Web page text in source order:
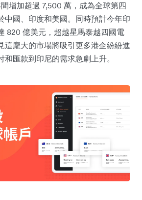
增加超過 7,500 萬，成為全球第四
中國、印度和美國。同時預計今年印
820 億美元，超越星馬泰越四國電
這龐大的市場將吸引更多港企紛紛進
匯款到印尼的需求急劇上升。